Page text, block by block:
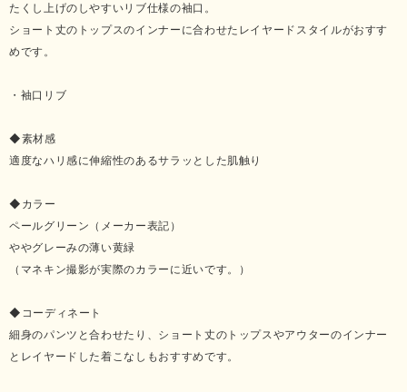
たくし上げのしやすいリブ仕様の袖口。
ショート丈のトップスのインナーに合わせたレイヤードスタイルがおすす
めです。
・袖口リブ
◆素材感
適度なハリ感に伸縮性のあるサラッとした肌触り
◆カラー
ペールグリーン（メーカー表記）
ややグレーみの薄い黄緑
（マネキン撮影が実際のカラーに近いです。）
◆コーディネート
細身のパンツと合わせたり、ショート丈のトップスやアウターのインナー
とレイヤードした着こなしもおすすめです。